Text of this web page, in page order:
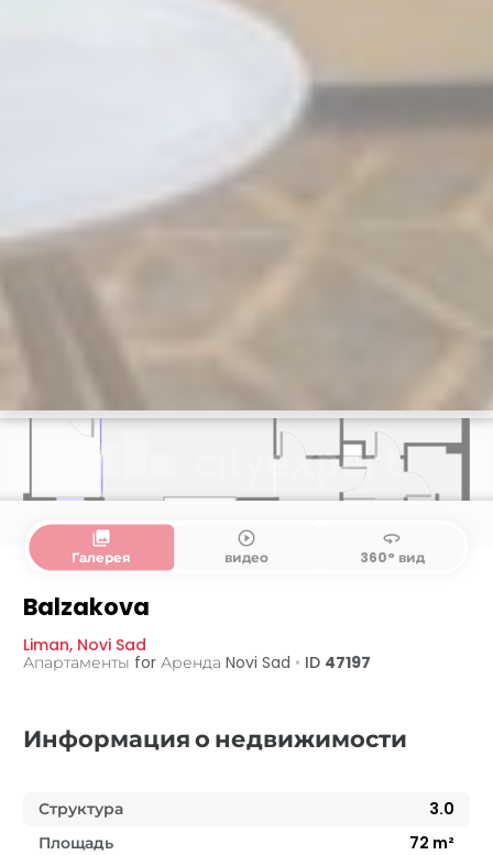
collections
Галерея
play_circle_outline
видео
360
360° вид
Balzakova
Liman, Novi Sad
Апартаменты for Аренда Novi Sad • ID 47197
Информация о недвижимости
Структура
3.0
Площадь
72 m²